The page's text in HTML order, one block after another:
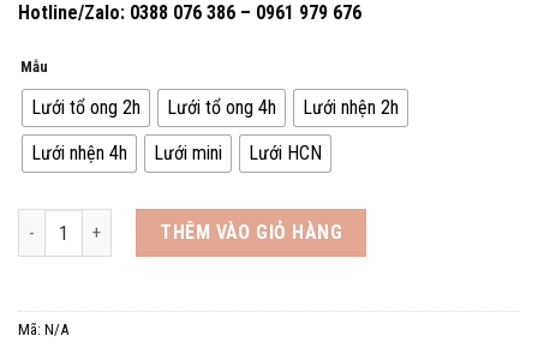
Hotline/Zalo: 0388 076 386 – 0961 979 676
Mẫu
Lưới tổ ong 2h Lưới tổ ong 4h
Lưới nhện 2h
Lưới nhện 4h
Lưới mini Lưới HCN
Lưới Dón Nhang Trầm Hương Bằng Thép Không Gỉ Chống Cháy hiệu
THÊM VÀO GIỎ HÀNG
Mã: N/A